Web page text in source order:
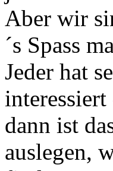
Aber wir
´s Spass
Jeder hat
dann ist
auslegen,